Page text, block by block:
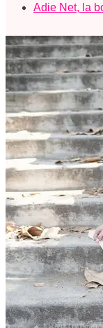
Adie Net, la